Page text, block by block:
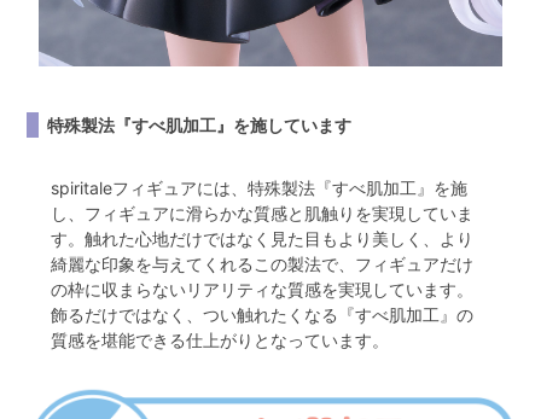
特殊製法『すべ肌加工』を施しています
spiritaleフィギュアには、特殊製法『すべ肌加工』を施
し、フィギュアに滑らかな質感と肌触りを実現していま
す。触れた心地だけではなく見た目もより美しく、より
綺麗な印象を与えてくれるこの製法で、フィギュアだけ
の枠に収まらないリアリティな質感を実現しています。
飾るだけではなく、つい触れたくなる『すべ肌加工』の
質感を堪能できる仕上がりとなっています。